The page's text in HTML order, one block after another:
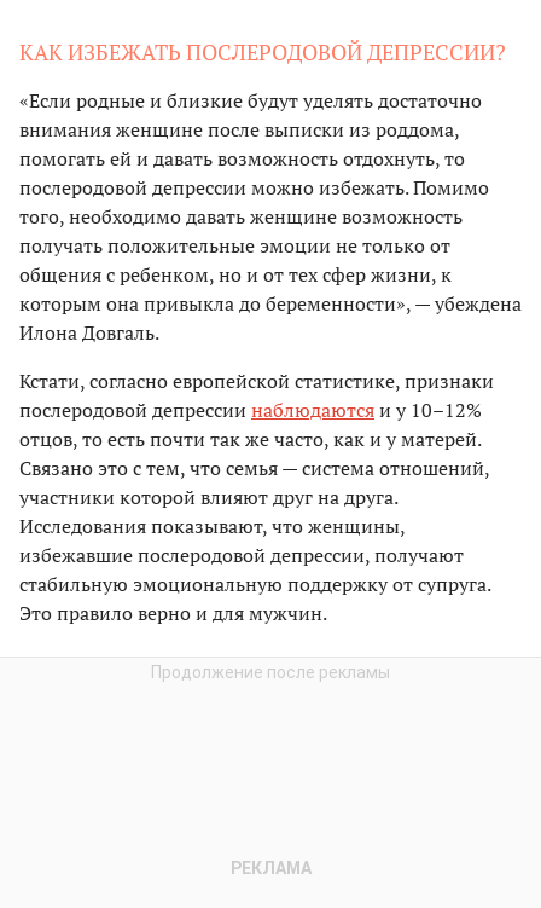
КАК ИЗБЕЖАТЬ ПОСЛЕРОДОВОЙ ДЕПРЕССИИ?
«Если родные и близкие будут уделять достаточно
внимания женщине после выписки из роддома,
помогать ей и давать возможность отдохнуть, то
послеродовой депрессии можно избежать. Помимо
того, необходимо давать женщине возможность
получать положительные эмоции не только от
общения с ребенком, но и от тех сфер жизни, к
которым она привыкла до беременности», — убеждена
Илона Довгаль.
Кстати, согласно европейской статистике, признаки
послеродовой депрессии наблюдаютсяи у 10–12%
отцов, то есть почти так же часто, как и у матерей.
Связано это с тем, что семья — система отношений,
участники которой влияют друг на друга.
Исследования показывают, что женщины,
избежавшие послеродовой депрессии, получают
стабильную эмоциональную поддержку от супруга.
Это правило верно и для мужчин.